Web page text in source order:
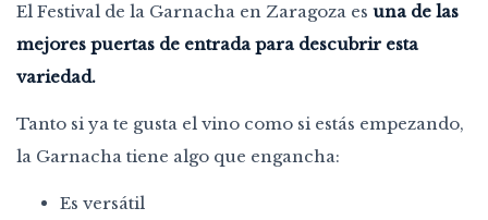
El Festival de la Garnacha en Zaragoza es una de las
mejores puertas de entrada para descubrir esta
variedad.
Tanto si ya te gusta el vino como si estás empezando,
la Garnacha tiene algo que engancha:
Es versátil